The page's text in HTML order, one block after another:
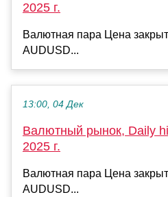
2025 г.
Валютная пара Цена
AUDUSD...
13:00, 04 Дек
Валютный рынок, Daily
2025 г.
Валютная пара Цена
AUDUSD...